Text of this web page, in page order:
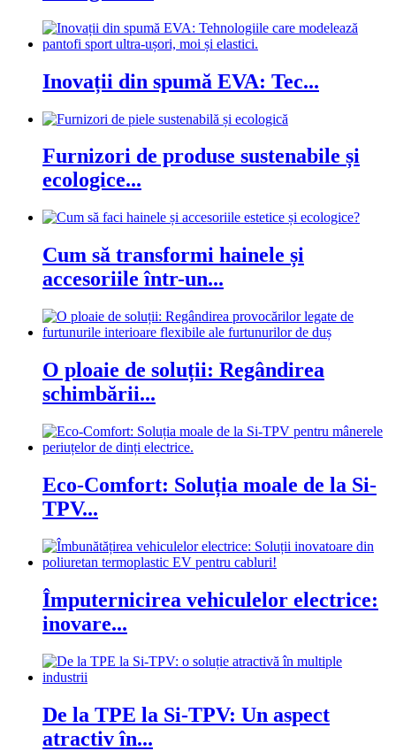
Inovații din spumă EVA: Tec...
Furnizori de produse sustenabile și
ecologice...
Cum să transformi hainele și
accesoriile într-un...
O ploaie de soluții: Regândirea
schimbării...
Eco-Comfort: Soluția moale de la Si-
TPV...
Împuternicirea vehiculelor electrice:
inovare...
De la TPE la Si-TPV: Un aspect
atractiv în...